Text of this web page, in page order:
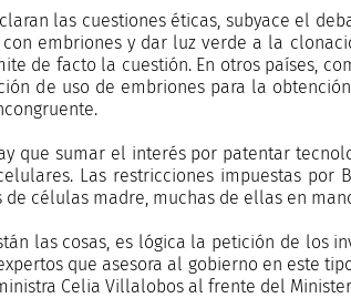
las cuestiones éticas, subyace el
embriones y dar luz verde a la
de facto la cuestión. En otros países,
de uso de embriones para la
que sumar el interés por patentar
Las restricciones impuestas
de células madre, muchas de ellas en
las cosas, es lógica la petición de los
que asesora al gobierno en este
Celia Villalobos al frente del